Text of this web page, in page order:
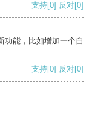
支持[0] 反对[0]
功能，比如增加一个自
支持[0] 反对[0]